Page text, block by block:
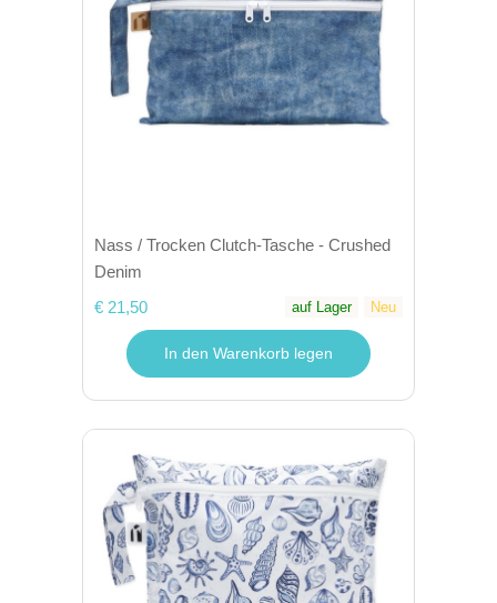
Nass / Trocken Clutch-Tasche - Crushed
Denim
€ 21,50
auf Lager Neu
In den Warenkorb legen